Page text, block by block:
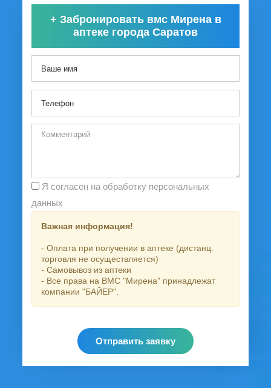
+ Забронировать вмс Мирена в
аптеке города Саратов
данных
Важная информация!
- Оплата при получении в аптеке (дистанц.
торговля не осуществляется)
- Самовывоз из аптеки
- Все права на ВМС "Мирена" принадлежат
компании "БАЙЕР".
Отправить заявку